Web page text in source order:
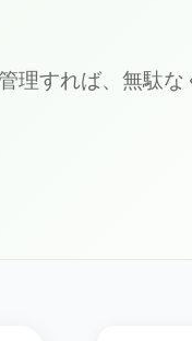
すれば、無駄な